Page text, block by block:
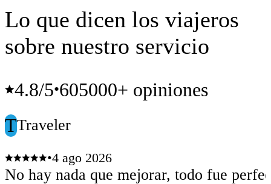
Lo que dicen los viajeros
sobre nuestro servicio
4.8/5•605000+ opiniones
TTraveler
•4 ago 2026
No hay nada que mejorar, todo fue